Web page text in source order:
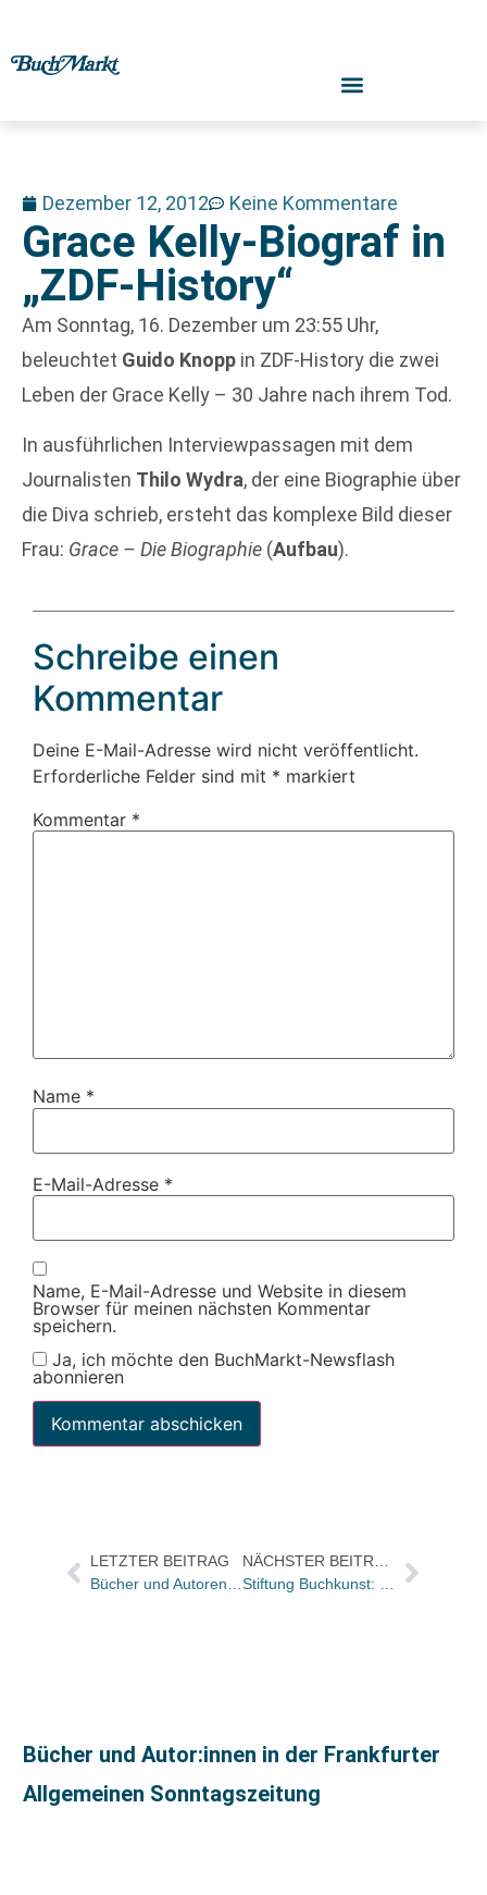
Dezember 12, 2012 Keine Kommentare
Grace Kelly-Biograf in
„ZDF-History“
Am Sonntag, 16. Dezember um 23:55 Uhr,
beleuchtet Guido Knopp in ZDF-History die zwei
Leben der Grace Kelly – 30 Jahre nach ihrem Tod.
In ausführlichen Interviewpassagen mit dem
Journalisten Thilo Wydra, der eine Biographie über
die Diva schrieb, ersteht das komplexe Bild dieser
Frau: Grace – Die Biographie (Aufbau).
Schreibe einen
Kommentar
Deine E-Mail-Adresse wird nicht veröffentlicht.
Erforderliche Felder sind mit * markiert
Kommentar *
Name *
E-Mail-Adresse *
Name, E-Mail-Adresse und Website in diesem
Browser für meinen nächsten Kommentar
speichern.
Ja, ich möchte den BuchMarkt-Newsflash
abonnieren
LETZTER BEITRAG
Bücher und Autor:innen in der Frankfurter
Allgemeinen Sonntagszeitung